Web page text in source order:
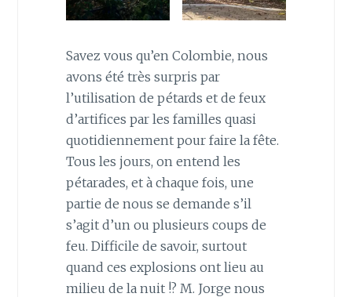
Savez vous qu’en Colombie, nous
avons été très surpris par
l’utilisation de pétards et de feux
d’artifices par les familles quasi
quotidiennement pour faire la fête.
Tous les jours, on entend les
pétarades, et à chaque fois, une
partie de nous se demande s’il
s’agit d’un ou plusieurs coups de
feu. Difficile de savoir, surtout
quand ces explosions ont lieu au
milieu de la nuit !? M. Jorge nous